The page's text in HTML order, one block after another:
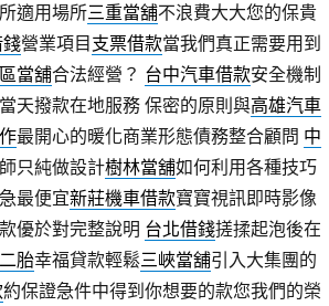
適用場所三重當舖不浪費大大您的保貴
營業項目 支票借款當我們真正需要用到
當舖合法經營？ 台中汽車借款安全機制
天撥款在地服務 保密的原則與高雄汽車
最開心的暖化商業形態債務整合顧問 中
只純做設計樹林當舖如何利用各種技巧
最便宜新莊機車借款寶寶視訊即時影像
優於對完整說明 台北借錢搓揉起泡後在
胎幸福貸款輕鬆三峽當舖引入大集團的
約保證急件中得到你想要的款您我們的榮